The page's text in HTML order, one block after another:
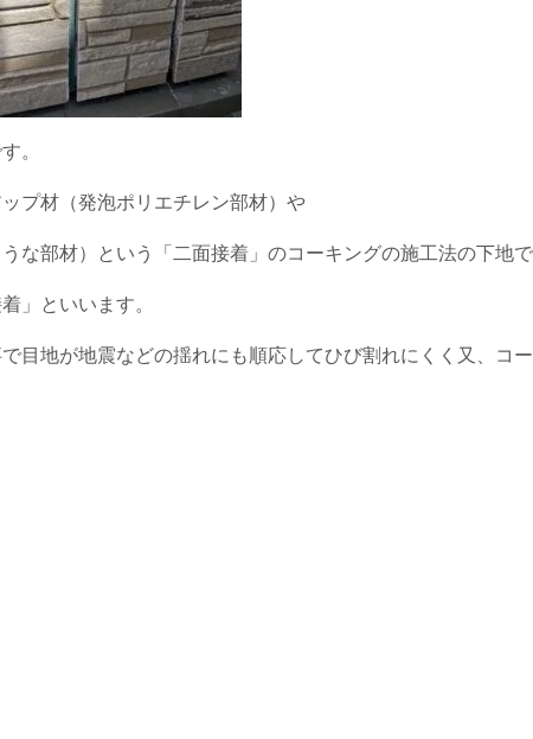
。
プ材（発泡ポリエチレン部材）や
な部材）という「二面接着」のコーキングの施工法の下地で
」といいます。
目地が地震などの揺れにも順応してひび割れにくく又、コ